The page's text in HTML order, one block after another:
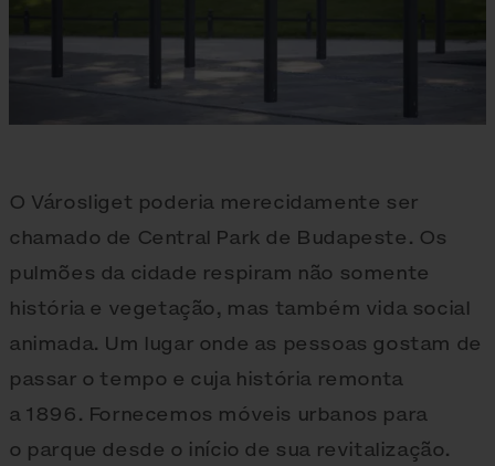
O Városliget poderia merecidamente ser
chamado de Central Park de Budapeste. Os
pulmões da cidade respiram não somente
história e vegetação, mas também vida social
animada. Um lugar onde as pessoas gostam de
passar o tempo e cuja história remonta
a 1896. Fornecemos móveis urbanos para
o parque desde o início de sua revitalização.